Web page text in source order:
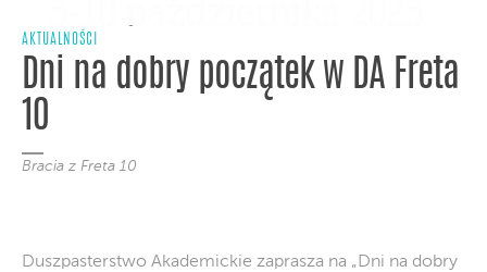
AKTUALNOŚCI
Dni na dobry początek w DA Freta
10
Bracia z Freta 10
Duszpasterstwo Akademickie zaprasza na „Dni na dobry